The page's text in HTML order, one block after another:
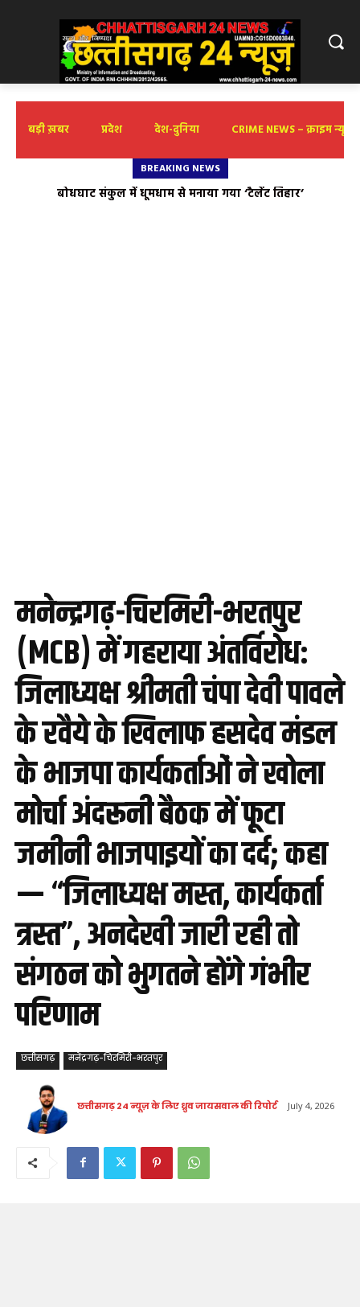
बड़ी ख़बर प्रदेश देश-दुनिया CRIME NEWS – क्राइम न्यूज़
BREAKING NEWS
पत्र सूचना कार्यालय रायपुर द्वारा 9 अगस्त- रविवार को मनेंद्रगढ़ में
मनेन्द्रगढ़-चिरमिरी-भरतपुर
(MCB) में गहराया अंतर्विरोध:
जिलाध्यक्ष श्रीमती चंपा देवी पावले
के रवैये के खिलाफ हसदेव मंडल
के भाजपा कार्यकर्ताओं ने खोला
मोर्चा अंदरूनी बैठक में फूटा
जमीनी भाजपाइयों का दर्द; कहा
— “जिलाध्यक्ष मस्त, कार्यकर्ता
त्रस्त”, अनदेखी जारी रही तो
संगठन को भुगतने होंगे गंभीर
परिणाम
छत्तीसगढ़ मनेंद्रगढ़-चिरमिरी-भरतपुर
छत्तीसगढ़ 24 न्यूज़ के लिए ध्रुव जायसवाल की रिपोर्ट July 4, 2026